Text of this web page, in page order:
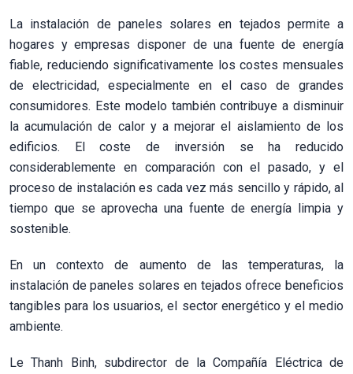
La instalación de paneles solares en tejados permite a
hogares y empresas disponer de una fuente de energía
fiable, reduciendo significativamente los costes mensuales
de electricidad, especialmente en el caso de grandes
consumidores. Este modelo también contribuye a disminuir
la acumulación de calor y a mejorar el aislamiento de los
edificios. El coste de inversión se ha reducido
considerablemente en comparación con el pasado, y el
proceso de instalación es cada vez más sencillo y rápido, al
tiempo que se aprovecha una fuente de energía limpia y
sostenible.
En un contexto de aumento de las temperaturas, la
instalación de paneles solares en tejados ofrece beneficios
tangibles para los usuarios, el sector energético y el medio
ambiente.
Le Thanh Binh, subdirector de la Compañía Eléctrica de